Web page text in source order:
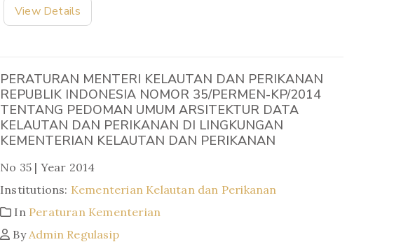
View Details
PERATURAN MENTERI KELAUTAN DAN PERIKANAN
REPUBLIK INDONESIA NOMOR 35/PERMEN-KP/2014
TENTANG PEDOMAN UMUM ARSITEKTUR DATA
KELAUTAN DAN PERIKANAN DI LINGKUNGAN
KEMENTERIAN KELAUTAN DAN PERIKANAN
No 35 | Year 2014
Institutions: Kementerian Kelautan dan Perikanan
In Peraturan Kementerian
ByAdmin Regulasip